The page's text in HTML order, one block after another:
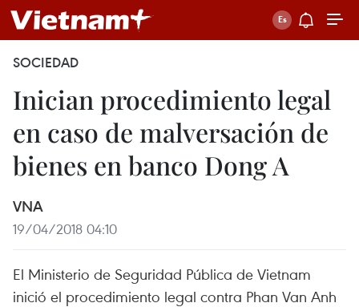
SOCIEDAD
Inician procedimiento legal
en caso de malversación de
bienes en banco Dong A
VNA
19/04/2018 04:10
El Ministerio de Seguridad Pública de Vietnam
inició el procedimiento legal contra Phan Van Anh